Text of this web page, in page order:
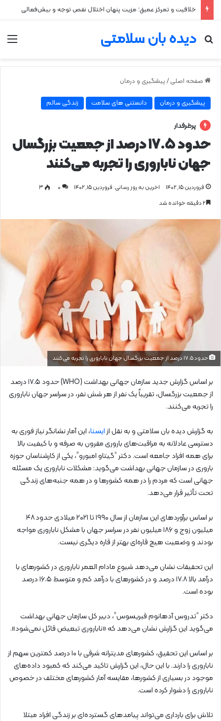
خلاقیت و تمرکز عمیق؛ مزیت پنهان اختلال نقص توجه و بیش‌فعالی
دیده بان سلامتی
جستجو برای
صفحه اصلی / پیشگیری و درمان
پیشگیری و درمان دانستنی های سلامت زندگی سالم
پرطرفدار
حدود ۱۷.۵ درصد از جمعیت بزرگسال
جهان ناباروری را تجربه می‌کنند
فروردین ۱۵, ۱۴۰۲ اخرین به روز رسانی: فروردین ۱۵, ۱۴۰۲ 0
۳
حدود ۱۷.۵ درصد از جمعیت بزرگسال جهان ناباروری را تجربه می‌کنند
بر اساس گزارش جدید سازمان جهانی بهداشت (WHO) حدود ۱۷.۵ درصد
از جمعیت بزرگسال، تقریباً یک نفر از هر شش نفر، در سراسر جهان ناباروری
را تجربه می‌کنند.
به گزارش دیده بان سلامتی و به نقل ازایسنا، این آمار نشانگر نیاز فوری به
دسترسی عادلانه به مراقبت‌های باروری مقرون به صرفه و با کیفیت بالا
برای همه افراد جامعه است. دکتر “گیتاو امبورو”، یکی از کارشناسان حوزه
باروری در سازمان جهانی بهداشت می‌گوید: مشکلات ناباروری یک مسئله
جهانی است که مردم را در همه کشورها و در همه جنبه‌های زندگی
تحت تأثیر قرار می‌دهد.
بر اساس برآوردهای این سازمان از سال ۱۹۹۰ تا ۲۰۲۱ میلادی حدود ۴۸
میلیون زوج و ۱۸۶ میلیون نفر در سراسر جهان با مشکل ناباروری مواجه
بودند و وضعیت هیچ قاره‌ای بهتر از قاره دیگری نیست.
این تحقیقات نشان می‌دهد شیوع مادام العمر ناباروری در کشورهای با
درآمد بالا ۱۷.۸ درصد و در کشورهای با درآمد کم و متوسط ۱۶.۵ درصد
بوده است.
دکتر “تدروس آدهانوم قبریسوس”، دبیر کل سازمان جهانی بهداشت
می‌گوید این گزارش نشان می‌دهد که «ناباروری تبعیض قائل نمی‌شود».
بر اساس این تحقیق، کشورهای مدیترانه شرقی با ۱۰ درصد کمترین سهم از
ناباروری را دارند. با این حال، این گزارش تاکید می‌کند که کمبود داده‌های
موجود در بسیاری از کشورها، مقایسه آمار کشورهای مختلف در خصوص
ناباروری را دشوار کرده است.
تلاش برای بارداری می‌تواند پیامدهای گسترده‌ای بر زندگی افراد مبتلا